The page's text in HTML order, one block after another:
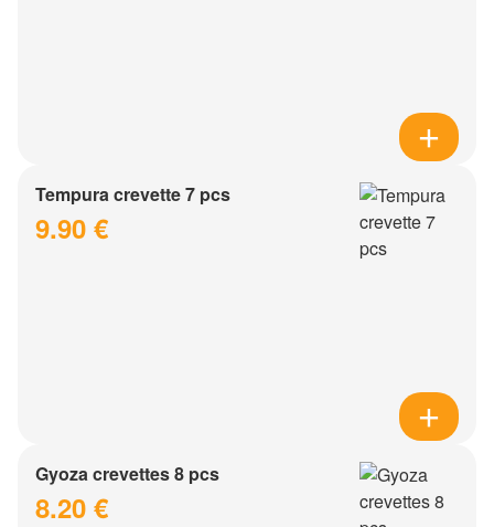
Tempura crevette 7 pcs
9.90 €
Gyoza crevettes 8 pcs
8.20 €